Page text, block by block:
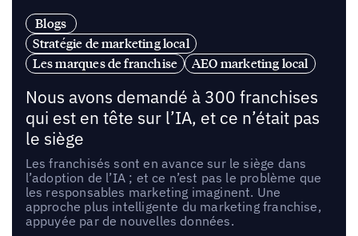
Blogs
Stratégie de marketing local
Les marques de franchise
AEO marketing local
Nous avons demandé à 300 franchises
qui est en tête sur l’IA, et ce n’était pas
le siège
Les franchisés sont en avance sur le siège dans
l’adoption de l’IA ; et ce n’est pas le problème que
les responsables marketing imaginent. Une
approche plus intelligente du marketing franchise,
appuyée par de nouvelles données.